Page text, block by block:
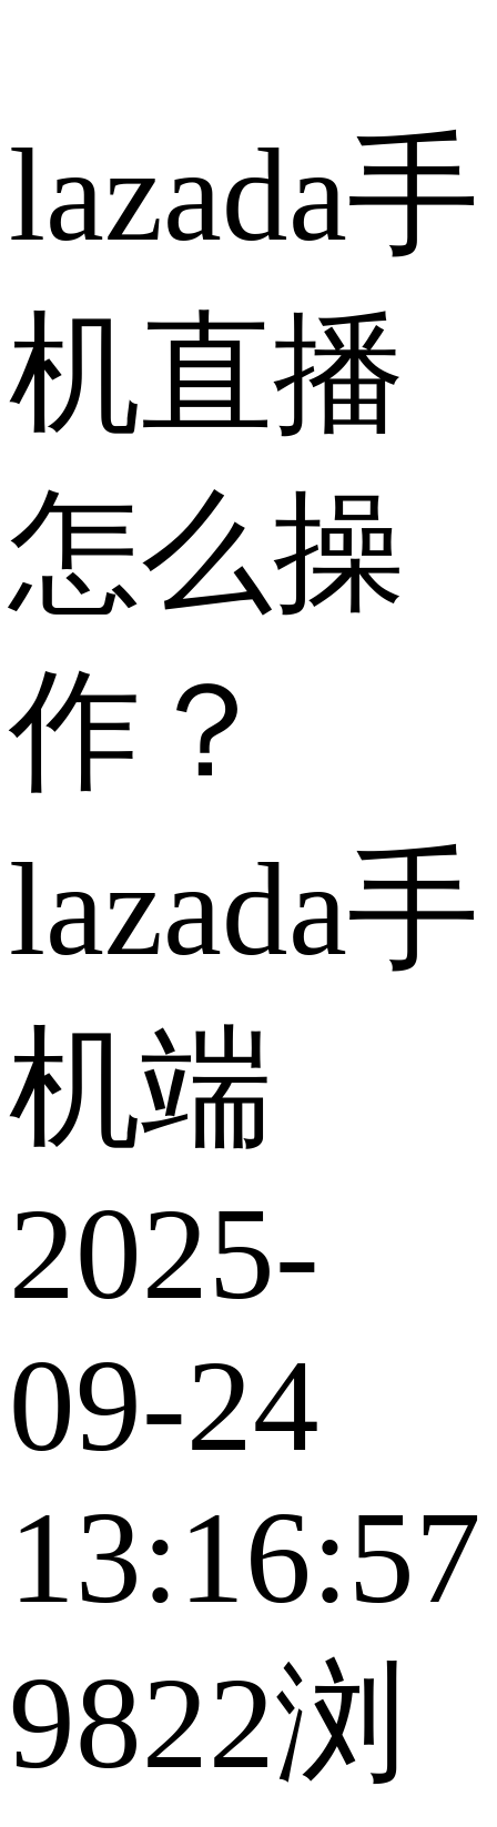
lazada手
机直播
怎么操
作？
lazada手
机端
2025-
09-24
13:16:57
9822浏